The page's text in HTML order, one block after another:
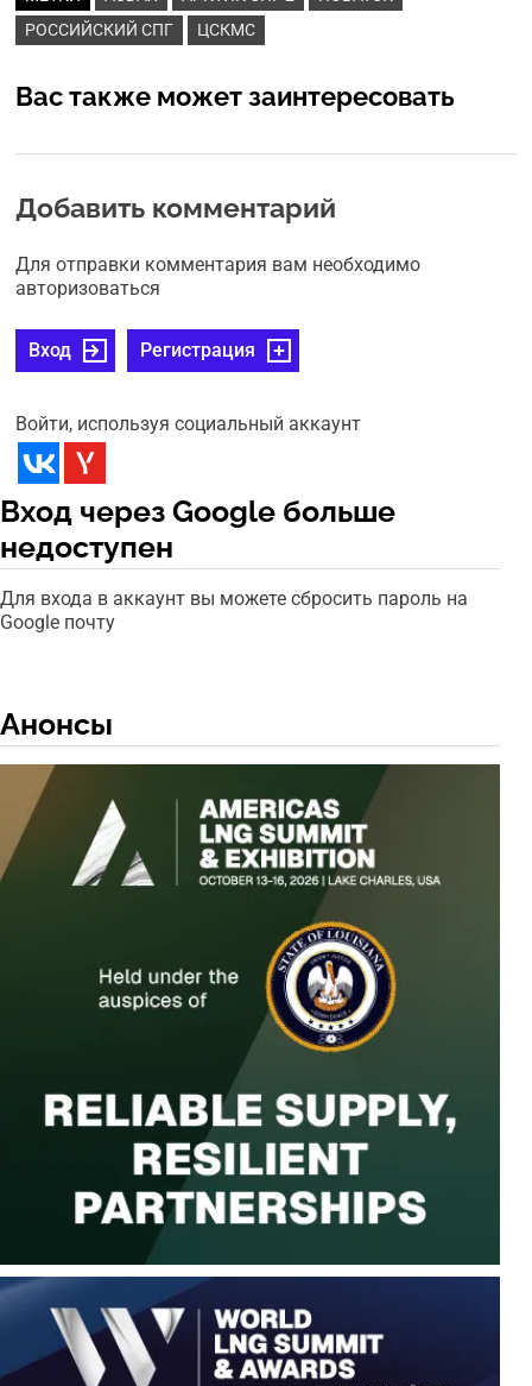
РОССИЙСКИЙ СПГ
ЦСКМС
Вас также может заинтересовать
Добавить комментарий
Для отправки комментария вам необходимо
авторизоваться
Вход Регистрация
Войти, используя социальный аккаунт
Вход через Google больше
недоступен
Для входа в аккаунт вы можете сбросить пароль на
Google почту
Анонсы